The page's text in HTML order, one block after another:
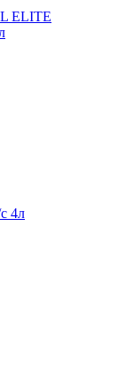
ELITE
4л